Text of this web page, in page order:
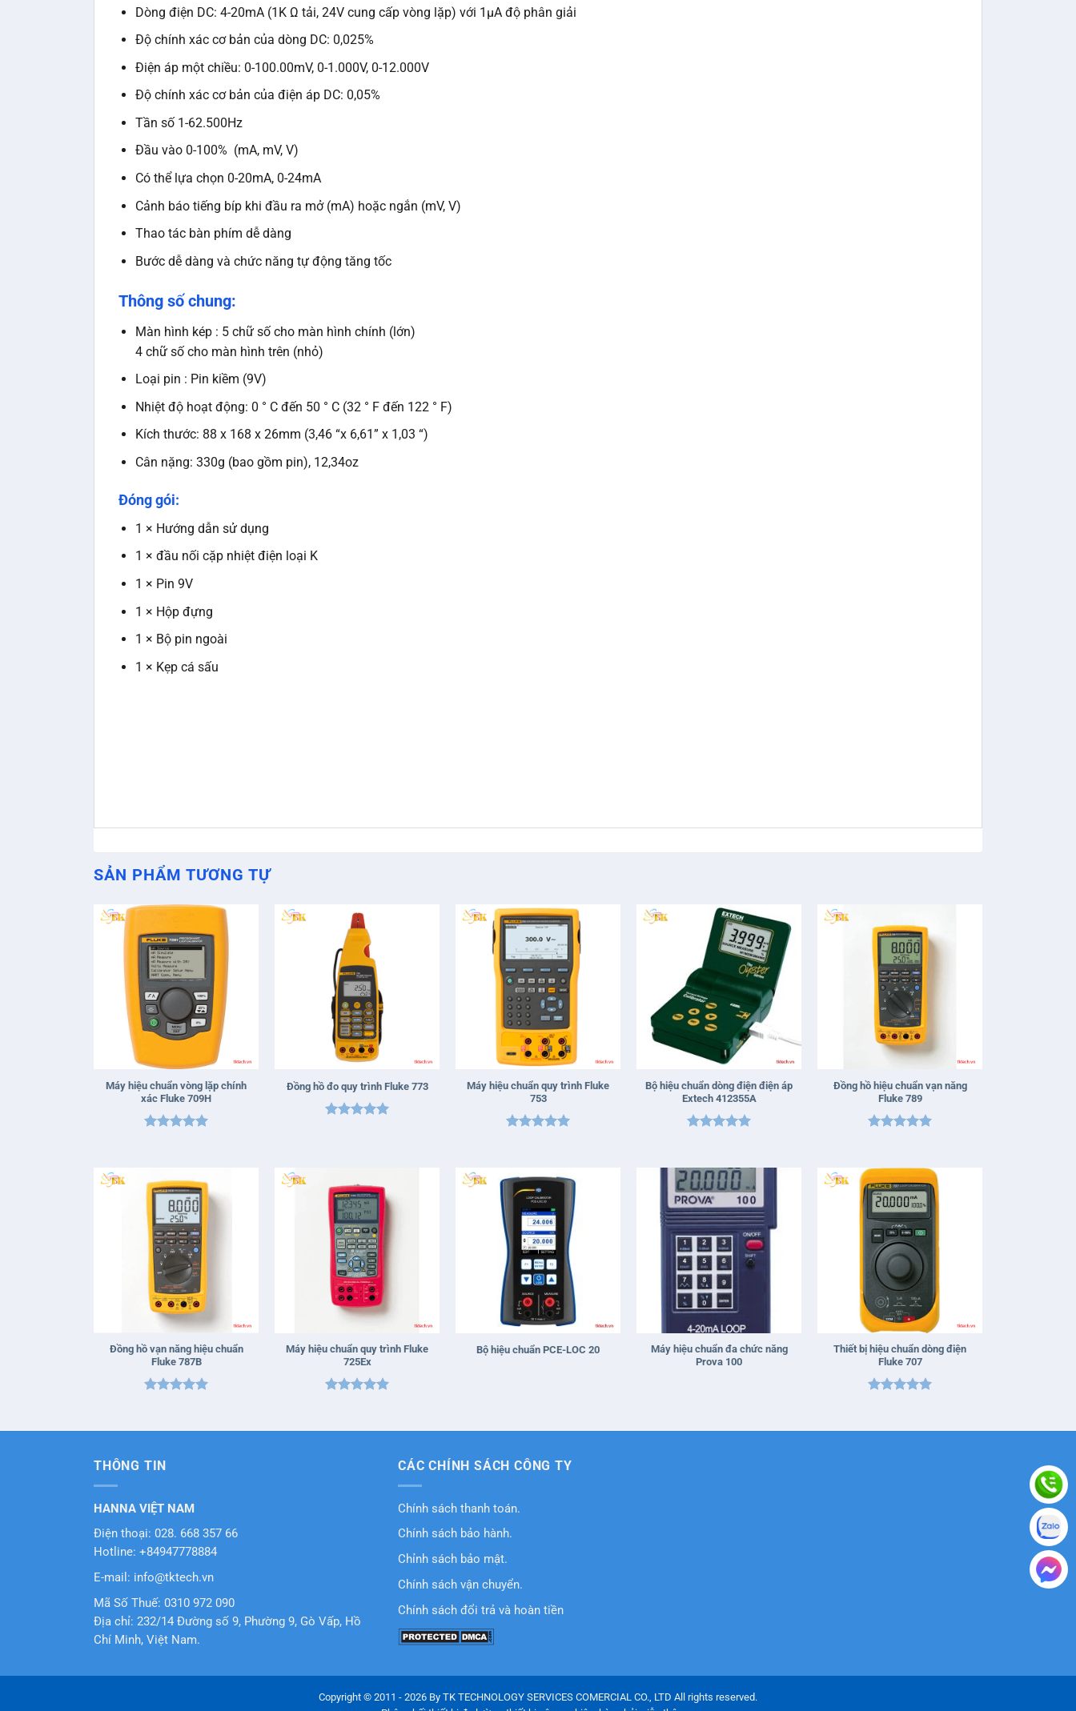
Dòng điện DC: 4-20mA (1K Ω tải, 24V cung cấp vòng lặp) với 1μA độ phân giải
Độ chính xác cơ bản của dòng DC: 0,025%
Điện áp một chiều: 0-100.00mV, 0-1.000V, 0-12.000V
Độ chính xác cơ bản của điện áp DC: 0,05%
Tần số 1-62.500Hz
Đầu vào 0-100% (mA, mV, V)
Có thể lựa chọn 0-20mA, 0-24mA
Cảnh báo tiếng bíp khi đầu ra mở (mA) hoặc ngắn (mV, V)
Thao tác bàn phím dễ dàng
Bước dễ dàng và chức năng tự động tăng tốc
Thông số chung:
Màn hình kép : 5 chữ số cho màn hình chính (lớn)
4 chữ số cho màn hình trên (nhỏ)
Loại pin : Pin kiềm (9V)
Nhiệt độ hoạt động: 0 ° C đến 50 ° C (32 ° F đến 122 ° F)
Kích thước: 88 x 168 x 26mm (3,46 “x 6,61” x 1,03 “)
Cân nặng: 330g (bao gồm pin), 12,34oz
Đóng gói:
1 × Hướng dẫn sử dụng
1 × đầu nối cặp nhiệt điện loại K
1 × Pin 9V
1 × Hộp đựng
1 × Bộ pin ngoài
1 × Kẹp cá sấu
SẢN PHẨM TƯƠNG TỰ
Máy hiệu chuẩn vòng lặp chính
xác Fluke 709H
Đồng hồ đo quy trình Fluke 773
Máy hiệu chuẩn quy trình Fluke
753
Bộ hiệu chuẩn dòng điện điện áp
Extech 412355A
sao
Đồng hồ hiệu chuẩn vạn năng
Fluke 789
sao
Đồng hồ vạn năng hiệu chuẩn
Fluke 787B
sao
Máy hiệu chuẩn quy trình Fluke
725Ex
sao
Bộ hiệu chuẩn PCE-LOC 20
Máy hiệu chuẩn đa chức năng
Prova 100
Thiết bị hiệu chuẩn dòng điện
Fluke 707
sao
THÔNG TIN
HANNA VIỆT NAM
Điện thoại: 028. 668 357 66
Hotline: +84947778884
E-mail: info@tktech.vn
Mã Số Thuế: 0310 972 090
Địa chỉ: 232/14 Đường số 9, Phường 9, Gò Vấp, Hồ
Chí Minh, Việt Nam.
CÁC CHÍNH SÁCH CÔNG TY
Chính sách thanh toán.
Chính sách bảo hành.
Chỉnh sách bảo mật.
Chính sách vận chuyển.
Chính sách đổi trả và hoàn tiền
Copyright © 2011 - 2026 By TK TECHNOLOGY SERVICES COMERCIAL CO., LTD All rights reserved.